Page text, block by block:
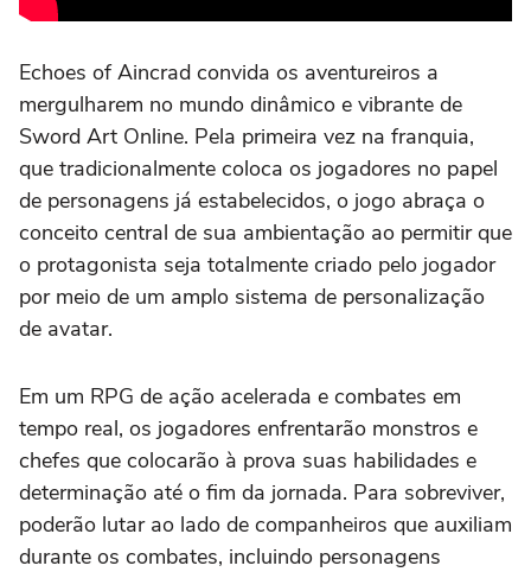
Echoes of Aincrad convida os aventureiros a
mergulharem no mundo dinâmico e vibrante de
Sword Art Online. Pela primeira vez na franquia,
que tradicionalmente coloca os jogadores no papel
de personagens já estabelecidos, o jogo abraça o
conceito central de sua ambientação ao permitir que
o protagonista seja totalmente criado pelo jogador
por meio de um amplo sistema de personalização
de avatar.
Em um RPG de ação acelerada e combates em
tempo real, os jogadores enfrentarão monstros e
chefes que colocarão à prova suas habilidades e
determinação até o fim da jornada. Para sobreviver,
poderão lutar ao lado de companheiros que auxiliam
durante os combates, incluindo personagens